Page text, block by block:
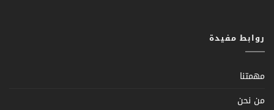
روابط مفيدة
مهمتنا
من نحن